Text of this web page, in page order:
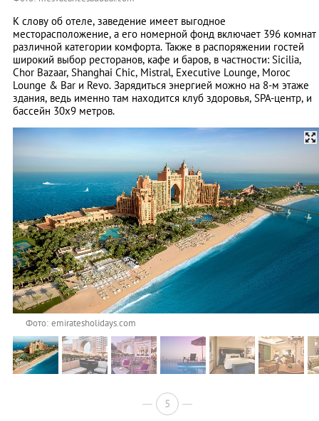
К слову об отеле, заведение имеет выгодное
месторасположение, а его номерной фонд включает 396 комнат
различной категории комфорта. Также в распоряжении гостей
широкий выбор ресторанов, кафе и баров, в частности: Sicilia,
Chor Bazaar, Shanghai Chic, Mistral, Executive Lounge, Moroc
Lounge & Bar и Revo. Зарядиться энергией можно на 8-м этаже
здания, ведь именно там находится клуб здоровья, SPA-центр, и
бассейн 30x9 метров.
Фото: emiratesholidays.com
5